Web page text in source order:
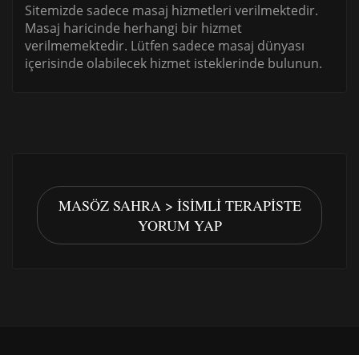
Sitemizde sadece masaj hizmetleri verilmektedir.
Masaj haricinde herhangi bir hizmet
verilmemektedir. Lütfen sadece masaj dünyası
içerisinde olabilecek hizmet isteklerinde bulunun.
MASÖZ SAHRA > İSIMLI TERAPISTE
YORUM YAP